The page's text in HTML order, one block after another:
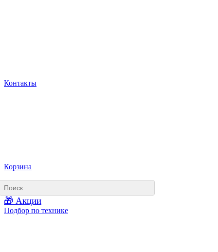
Контакты
Корзина
🎁 Акции
Подбор по технике